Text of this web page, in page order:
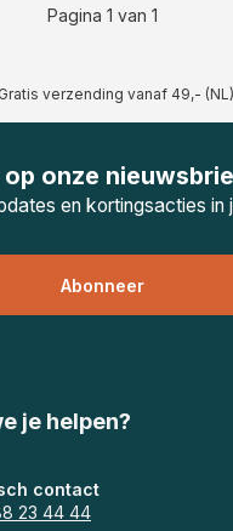
Pagina 1 van 1
Gratis verzending vanaf 49,- (NL)
onze
en kortingsacties in
Abonneer
je helpen?
contact
23 44 44